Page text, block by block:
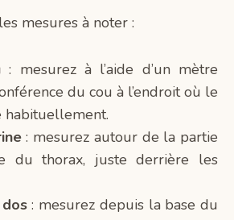
mesures à noter :
: mesurez à l’aide d’un mètre
du cou à l’endroit où le
habituellement.
: mesurez autour de la partie
du thorax, juste derrière les
: mesurez depuis la base du